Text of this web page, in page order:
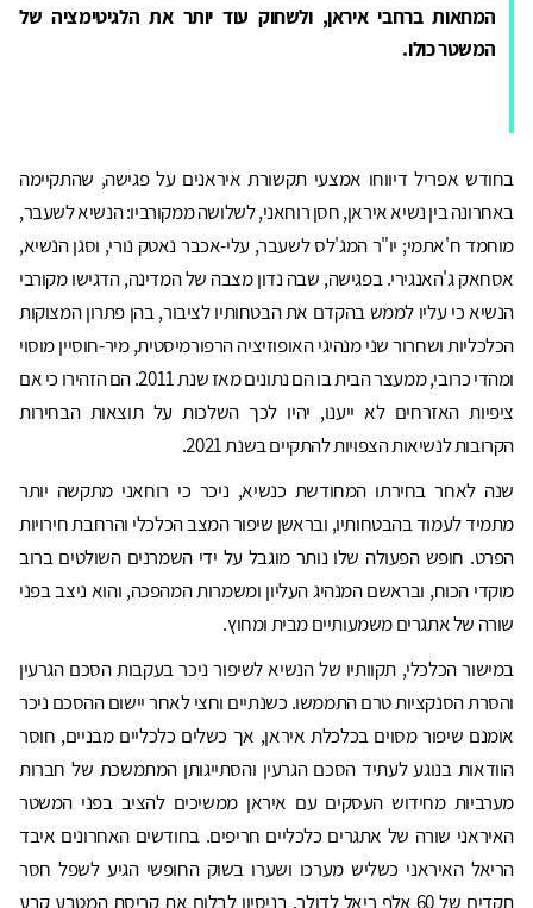
המחאות ברחבי איראן, ולשחוק עוד יותר את הלגיטימציה של
המשטר כולו.
בחודש אפריל דיווחו אמצעי תקשורת איראנים על פגישה, שהתקיימה
באחרונה בין נשיא איראן, חסן רוחאני, לשלושה ממקורביו: הנשיא לשעבר,
מוחמד ח'אתמי; יו"ר המג'לס לשעבר, עלי-אכבר נאטק נורי, וסגן הנשיא,
אסחאק ג'האנגירי. בפגישה, שבה נדון מצבה של המדינה, הדגישו מקורבי
הנשיא כי עליו לממש בהקדם את הבטחותיו לציבור, בהן פתרון המצוקות
הכלכליות ושחרור שני מנהיגי האופוזיציה הרפורמיסטית, מיר-חוסיין מוסוי
ומהדי כרובי, ממעצר הבית בו הם נתונים מאז שנת 2011. הם הזהירו כי אם
ציפיות האזרחים לא ייענו, יהיו לכך השלכות על תוצאות הבחירות
הקרובות לנשיאות הצפויות להתקיים בשנת 2021.
שנה לאחר בחירתו המחודשת כנשיא, ניכר כי רוחאני מתקשה יותר
מתמיד לעמוד בהבטחותיו, ובראשן שיפור המצב הכלכלי והרחבת חירויות
הפרט. חופש הפעולה שלו נותר מוגבל על ידי השמרנים השולטים ברוב
מוקדי הכוח, ובראשם המנהיג העליון ומשמרות המהפכה, והוא ניצב בפני
שורה של אתגרים משמעותיים מבית ומחוץ.
במישור הכלכלי, תקוותיו של הנשיא לשיפור ניכר בעקבות הסכם הגרעין
והסרת הסנקציות טרם התממשו. כשנתיים וחצי לאחר יישום ההסכם ניכר
אומנם שיפור מסוים בכלכלת איראן, אך כשלים כלכליים מבניים, חוסר
הוודאות בנוגע לעתיד הסכם הגרעין והסתייגותן המתמשכת של חברות
מערביות מחידוש העסקים עם איראן ממשיכים להציב בפני המשטר
האיראני שורה של אתגרים כלכליים חריפים. בחודשים האחרונים איבד
הריאל האיראני כשליש מערכו ושערו בשוק החופשי הגיע לשפל חסר
תקדים של 60 אלף ריאל לדולר. בניסיון לבלום את קריסת המטבע קבע